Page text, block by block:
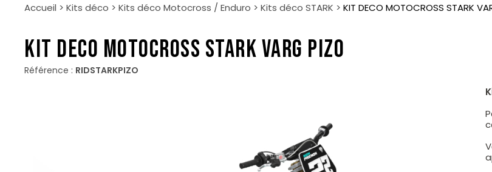
Accueil > Kits déco > Kits déco Motocross / Enduro > Kits déco STARK > KIT DECO MOTOCROSS STARK
KIT DECO MOTOCROSS STARK VARG PIZO
Référence : RIDSTARKPIZO